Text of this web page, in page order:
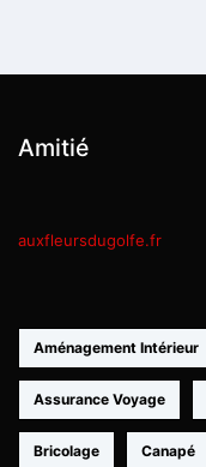
Amitié
auxfleursdugolfe.fr
Aménagement Intérieur
Assurance Voyage
Bricolage Canapé